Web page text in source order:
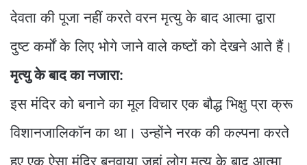
देवता की पूजा नहीं करते वरन मृत्यु के बाद आत्मा द्वारा
दुष्ट कर्मों के लिए भोगे जाने वाले कष्टों को देखने आते हैं।
मृत्यु के बाद का नजारा:
इस मंदिर को बनाने का मूल विचार एक बौद्ध भिक्षु प्रा क्रू
विशानजालिकॉन का था। उन्होंने नरक की कल्पना करते
हुए एक ऐसा मंदिर बनवाया जहां लोग मृत्यु के बाद आत्मा